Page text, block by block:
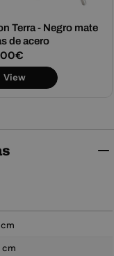
Terra - Negro mate
de acero
View
76,0 cm
60,0 cm